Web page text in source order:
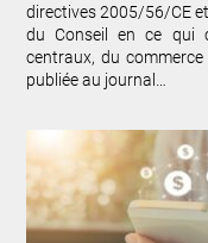
directives 2005/56/CE
du Conseil en ce qui
centraux, du
publiée au journal…